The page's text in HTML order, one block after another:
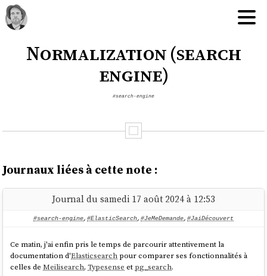
Normalization (search
engine)
#search-engine
Journaux liées à cette note :
Journal du samedi 17 août 2024 à 12:53
#search-engine, #ElasticSearch, #JeMeDemande, #JaiDécouvert
Ce matin, j'ai enfin pris le temps de parcourir attentivement la
documentation d'Elasticsearch pour comparer ses fonctionnalités à
celles deMeilisearch,Typesense et pg_search.